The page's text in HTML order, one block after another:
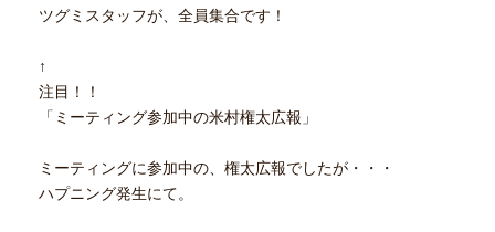
ツグミスタッフが、全員集合です！
↑
注目！！
「ミーティング参加中の米村権太広報」
ミーティングに参加中の、権太広報でしたが・・・
ハプニング発生にて。